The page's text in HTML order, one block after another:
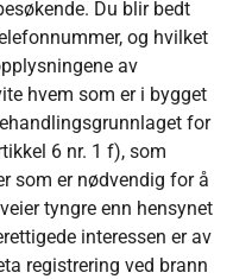
Du blir bedt
og hvilket
av
hvem som er i bygget
for
6 nr. 1 f), som
som er nødvendig for å
tyngre enn hensynet
interessen er av
registrering ved brann